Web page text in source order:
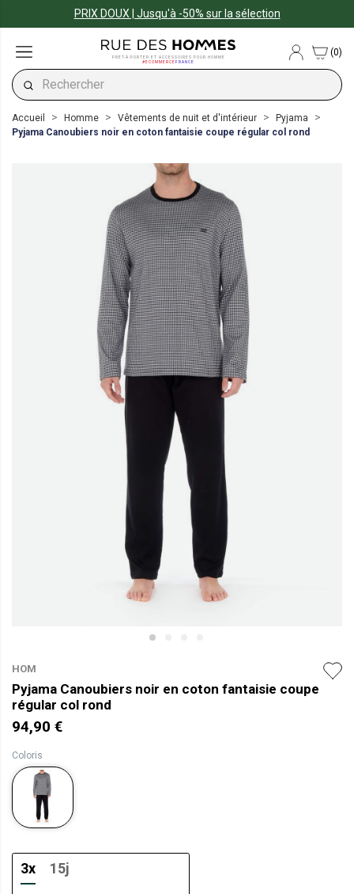
PRIX DOUX | Jusqu'à -50% sur la sélection
PRÊT-À-PORTER ET ACCESSOIRES POUR HOMME
#ECOMMERCEFRANCE
(0)
Accueil Homme Vêtements de nuit et d'intérieur
Pyjama
Pyjama Canoubiers noir en coton fantaisie coupe régular col rond
HOM
Pyjama Canoubiers noir en coton fantaisie coupe
régular col rond
94,90 €
Coloris
3x 15j